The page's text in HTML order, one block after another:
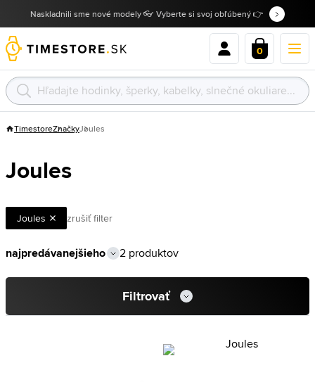
Naskladnili sme nové modely 👓 Vyberte si svoj obľúbený 👉
0
TimestoreZnačkyJoules
Joules
Joules zrušiť filter
2 produktov
Filtrovať